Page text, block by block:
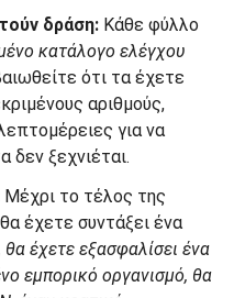
δράση: Κάθε φύλλο
κατάλογο ελέγχου
ότι τα έχετε
αριθμούς,
για να
δεν ξεχνιέται.
Μέχρι το τέλος της
έχετε συντάξει ένα
θα έχετε εξασφαλίσει ένα
εμπορικό οργανισμό, θα